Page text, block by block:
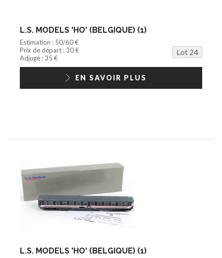
L.S. MODELS 'HO' (BELGIQUE) (1)
Estimation : 50/60 €
Prix de départ : 30 €
Lot 24
Adjugé : 35 €
EN SAVOIR PLUS
L.S. MODELS 'HO' (BELGIQUE) (1)